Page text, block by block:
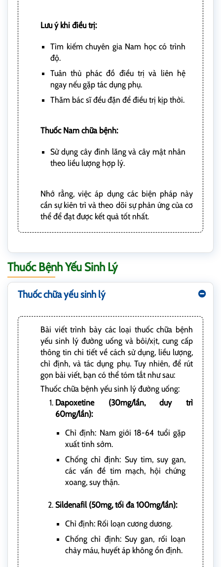
Lưu ý khi điều trị:
Tìm kiếm chuyên gia Nam học có trình
độ.
Tuân thủ phác đồ điều trị và liên hệ
ngay nếu gặp tác dụng phụ.
Thăm bác sĩ đều đặn để điều trị kịp thời.
Thuốc Nam chữa bệnh:
Sử dụng cây đinh lăng và cây mật nhân
theo liều lượng hợp lý.
Nhớ rằng, việc áp dụng các biện pháp này
cần sự kiên trì và theo dõi sự phản ứng của cơ
thể để đạt được kết quả tốt nhất.
Thuốc Bệnh Yếu Sinh Lý
Thuốc chữa yếu sinh lý
Bài viết trình bày các loại thuốc chữa bệnh
yếu sinh lý đường uống và bôi/xịt, cung cấp
thông tin chi tiết về cách sử dụng, liều lượng,
chỉ định, và tác dụng phụ. Tuy nhiên, để rút
gọn bài viết, bạn có thể tóm tắt như sau:
Thuốc chữa bệnh yếu sinh lý đường uống:
Dapoxetine (30mg/lần, duy trì
60mg/lần):
Chỉ định: Nam giới 18-64 tuổi gặp
xuất tinh sớm.
Chống chỉ định: Suy tim, suy gan,
các vấn đề tim mạch, hội chứng
xoang, suy thận.
Sildenafil (50mg, tối đa 100mg/lần):
Chỉ định: Rối loạn cương dương.
Chống chỉ định: Suy gan, rối loạn
chảy máu, huyết áp không ổn định.